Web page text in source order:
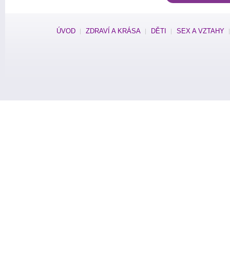
ÚVOD ZDRAVÍ A KRÁSA DĚTI SEX A VZTAHY